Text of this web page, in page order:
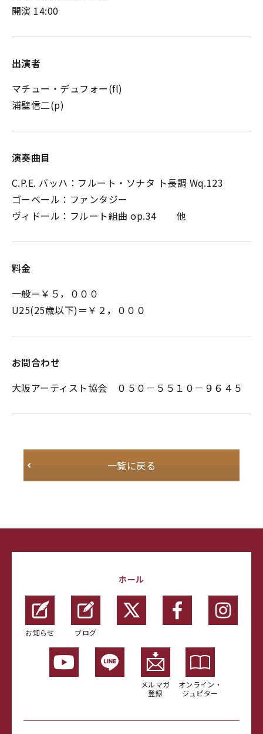
開演 14:00
出演者
マチュー・デュフォー(fl)
浦壁信二(p)
演奏曲目
C.P.E. バッハ：フルート・ソナタ ト長調 Wq.123
ゴーベール：ファンタジー
ヴィドール：フルート組曲 op.34 他
料金
一般＝￥５，０００
U25(25歳以下)＝￥２，０００
お問合わせ
大阪アーティスト協会 ０５０－５５１０－９６４５
一覧に戻る
ホール
お知らせ ブログ
メルマガ
登録
オンライン・
ジュピター